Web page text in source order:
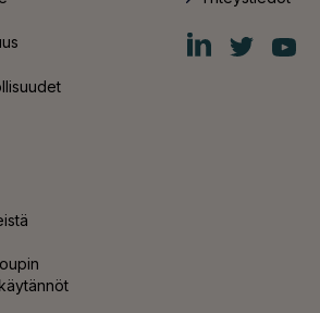
Fiskars
Group
Fiskars
Group
Fiskars
Group